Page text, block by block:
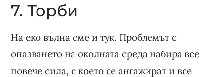
7. Торби
На еко вълна сме и тук. Проблемът с
опазването на околната среда набира все
повече сила, с което се ангажират и все